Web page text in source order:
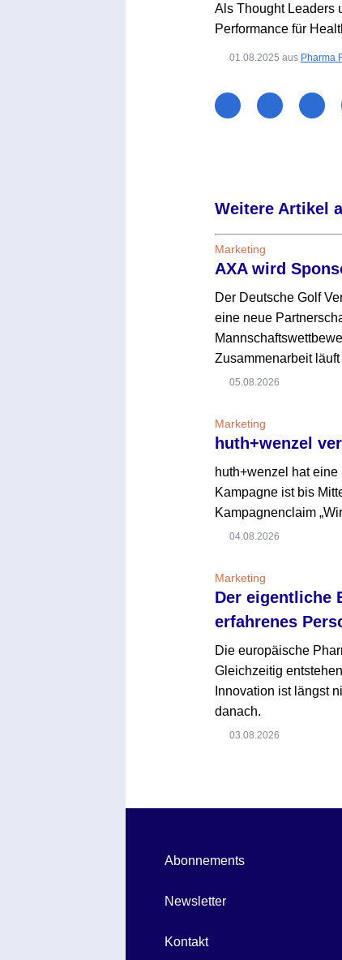
Als Thought Leaders
Performance für
01.08.2025 aus Pharma
Weitere Artikel
Marketing
AXA wird
Der Deutsche Golf
eine neue
Zusammenarbeit
05.08.2026
Marketing
huth+wenzel
huth+wenzel hat
Kampagne ist bis
Kampagnenclaim
04.08.2026
Marketing
Der eigentliche
erfahrenes
Die europäische
Gleichzeitig
Innovation ist längst
danach.
03.08.2026
Abonnements
Newsletter
Kontakt